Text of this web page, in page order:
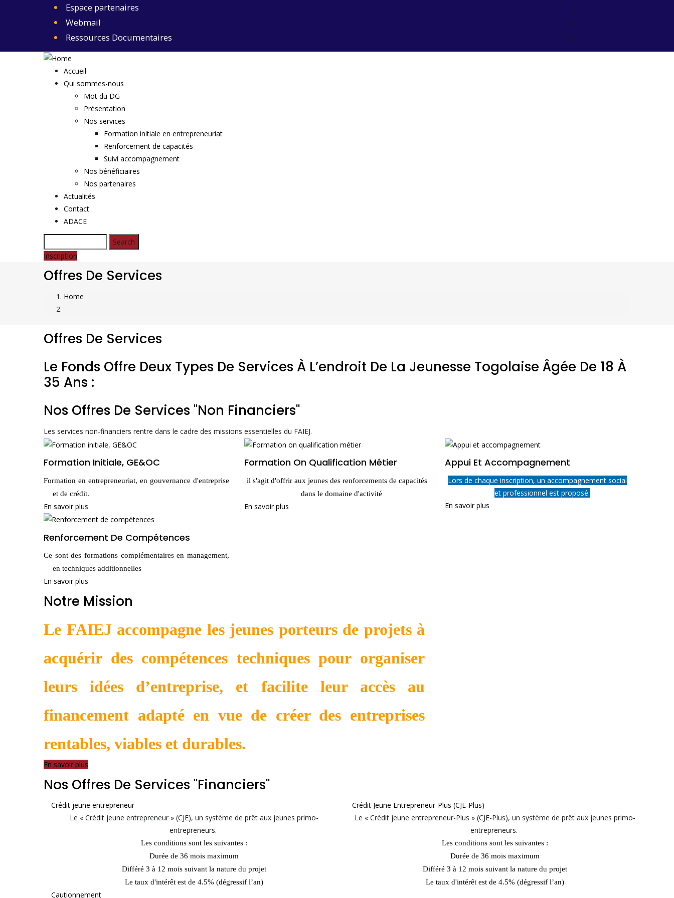
Espace partenaires
Webmail
Ressources Documentaires
Main
Navigation
Accueil
Qui sommes-nous
Mot du DG
Présentation
Nos services
Formation initiale en entrepreneuriat
Renforcement de capacités
Suivi accompagnement
Nos bénéficiaires
Nos partenaires
Actualités
Contact
ADACE
Inscription
Offres De Services
Breadcrumb
Home
Offres De Services
Le Fonds Offre Deux Types De Services À L’endroit De La Jeunesse Togolaise Âgée De 18 À
35 Ans :
Nos Offres De Services "non Financiers"
Les services non-financiers rentre dans le cadre des missions essentielles du FAIEJ.
Formation Initiale, GE&OC
Formation en entrepreneuriat, en gouvernance d'entreprise
et de crédit.
En savoir plus
Renforcement De Compétences
Ce sont des formations complémentaires en management,
en techniques additionnelles
En savoir plus
Formation On Qualification Métier
il s'agit d'offrir aux jeunes des renforcements de capacités
dans le domaine d'activité
En savoir plus
Appui Et Accompagnement
Lors de chaque inscription, un accompagnement social
et professionnel est proposé.
En savoir plus
Notre Mission
Le FAIEJ accompagne les jeunes porteurs de projets à
acquérir des compétences techniques pour organiser
leurs idées d’entreprise, et facilite leur accès au
financement adapté en vue de créer des entreprises
rentables, viables et durables.
En savoir plus
Nos Offres De Services "financiers"
Crédit jeune entrepreneur
Le « Crédit jeune entrepreneur » (CJE), un système de prêt aux jeunes primo-
entrepreneurs.
Les conditions sont les suivantes :
Durée de 36 mois maximum
Différé 3 à 12 mois suivant la nature du projet
Le taux d'intérêt est de 4.5% (dégressif l’an)
Cautionnement
Crédit Jeune Entrepreneur-Plus (CJE-Plus)
Le « Crédit jeune entrepreneur-Plus » (CJE-Plus), un système de prêt aux jeunes primo-
entrepreneurs.
Les conditions sont les suivantes :
Durée de 36 mois maximum
Différé 3 à 12 mois suivant la nature du projet
Le taux d'intérêt est de 4.5% (dégressif l’an)